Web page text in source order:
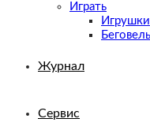
Играть
Игрушки
Журнал
Сервис